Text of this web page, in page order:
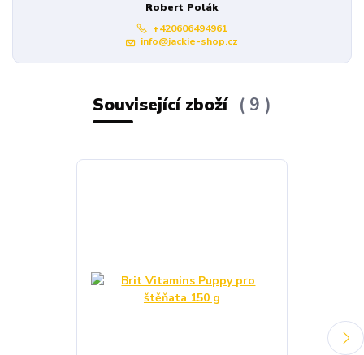
Robert Polák
+420606494961
info@jackie-shop.cz
Související zboží 9